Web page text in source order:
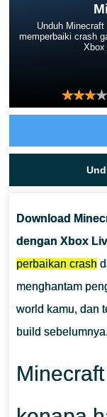
Unduh
memperbaiki crash
Xbox
Download
dengan Xbox
perbaikan crash
menghantam
world kamu, dan
build sebelumnya.